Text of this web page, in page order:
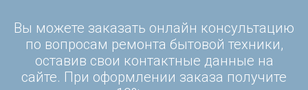
Вы можете заказать онлайн консультацию
по вопросам ремонта бытовой техники,
оставив свои контактные данные на
сайте. При оформлении заказа получите